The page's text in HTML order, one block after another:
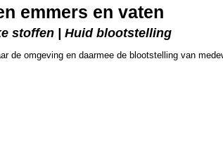
emmers en vaten
stoffen | Huid blootstelling
de omgeving en daarmee de blootstelling van